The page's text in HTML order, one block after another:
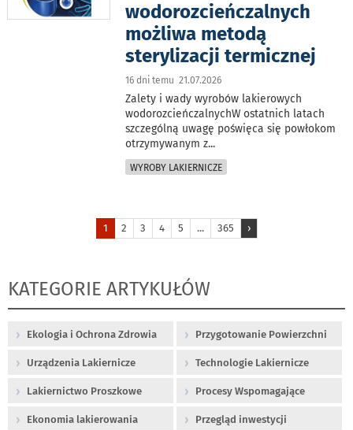
wodorozcieńczalnych
możliwa metodą
sterylizacji termicznej
16 dni temu 21.07.2026
Zalety i wady wyrobów lakierowych
wodorozcieńczalnychW ostatnich latach
szczególną uwagę poświęca się powłokom
otrzymywanym z...
WYROBY LAKIERNICZE
1 2 3 4 5 ... 365 ›
KATEGORIE ARTYKUŁÓW
Ekologia i Ochrona Zdrowia Przygotowanie Powierzchni
Urządzenia Lakiernicze Technologie Lakiernicze
Lakiernictwo Proszkowe Procesy Wspomagające
Ekonomia lakierowania Przegląd inwestycji